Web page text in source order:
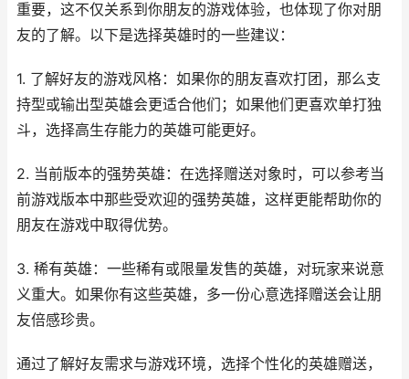
重要，这不仅关系到你朋友的游戏体验，也体现了你对朋
友的了解。以下是选择英雄时的一些建议：
1. 了解好友的游戏风格：如果你的朋友喜欢打团，那么支
持型或输出型英雄会更适合他们；如果他们更喜欢单打独
斗，选择高生存能力的英雄可能更好。
2. 当前版本的强势英雄：在选择赠送对象时，可以参考当
前游戏版本中那些受欢迎的强势英雄，这样更能帮助你的
朋友在游戏中取得优势。
3. 稀有英雄：一些稀有或限量发售的英雄，对玩家来说意
义重大。如果你有这些英雄，多一份心意选择赠送会让朋
友倍感珍贵。
通过了解好友需求与游戏环境，选择个性化的英雄赠送，